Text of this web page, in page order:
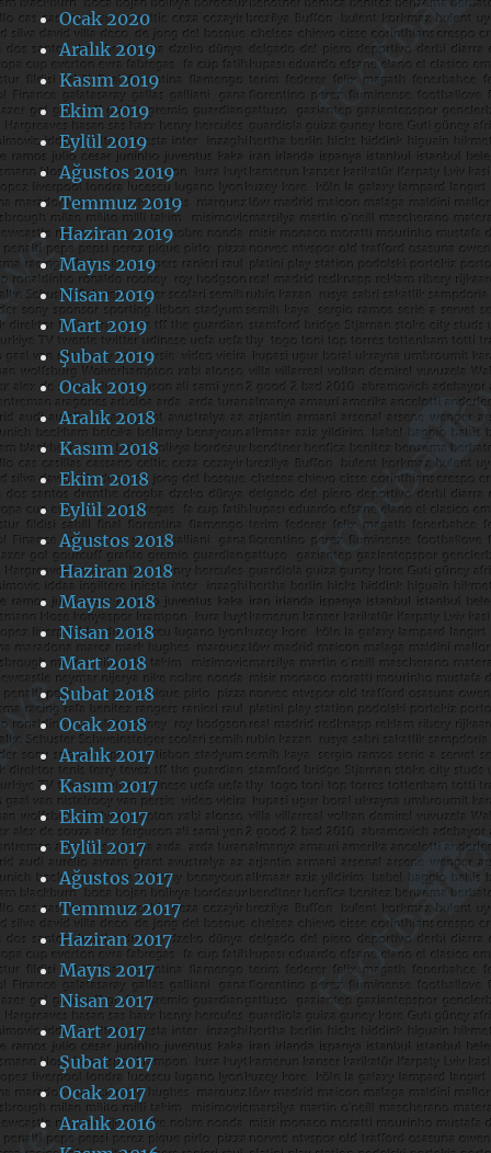
Ocak 2020
Aralık 2019
Kasım 2019
Ekim 2019
Eylül 2019
Ağustos 2019
Temmuz 2019
Haziran 2019
Mayıs 2019
Nisan 2019
Mart 2019
Şubat 2019
Ocak 2019
Aralık 2018
Kasım 2018
Ekim 2018
Eylül 2018
Ağustos 2018
Haziran 2018
Mayıs 2018
Nisan 2018
Mart 2018
Şubat 2018
Ocak 2018
Aralık 2017
Kasım 2017
Ekim 2017
Eylül 2017
Ağustos 2017
Temmuz 2017
Haziran 2017
Mayıs 2017
Nisan 2017
Mart 2017
Şubat 2017
Ocak 2017
Aralık 2016